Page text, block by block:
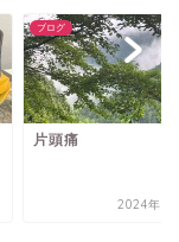
ブログ
片頭痛
2024年9